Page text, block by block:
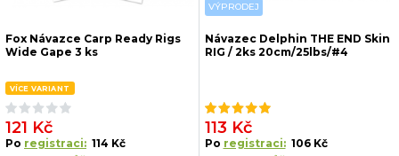
Fox Návazce Carp Ready Rigs
Wide Gape 3 ks
VÍCE VARIANT
121 Kč
Po registraci: 114 Kč
VÝPRODEJ
Návazec Delphin THE END Skin
RIG / 2ks 20cm/25lbs/#4
113 Kč
Po registraci: 106 Kč